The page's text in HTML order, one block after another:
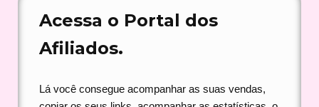
Acessa o Portal dos
Afiliados.
Lá você consegue acompanhar as suas vendas,